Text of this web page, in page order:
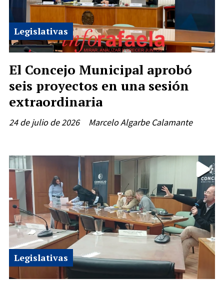
El Concejo Municipal aprobó
seis proyectos en una sesión
extraordinaria
Marcelo Algarbe Calamante
Legislativas
24 de julio de 2026
Legislativas